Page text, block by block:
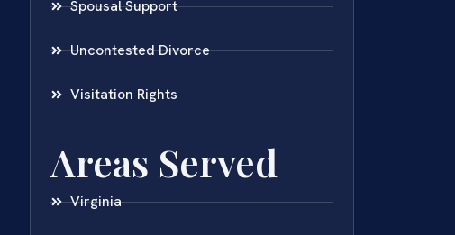
Spousal Support
Uncontested Divorce
Visitation Rights
Areas Served
Virginia